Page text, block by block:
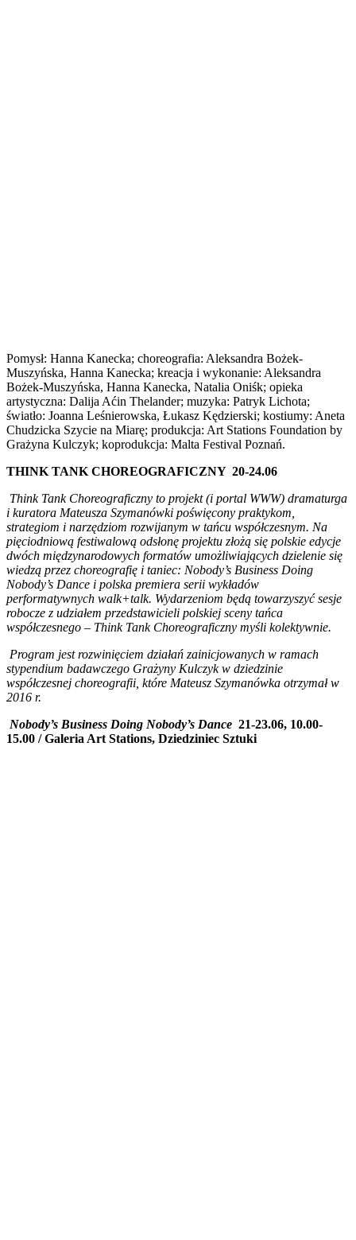
Pomysł: Hanna Kanecka; choreografia: Aleksandra Bożek-
Muszyńska, Hanna Kanecka; kreacja i wykonanie: Aleksandra
Bożek-Muszyńska, Hanna Kanecka, Natalia Oniśk; opieka
artystyczna: Dalija Aćin Thelander; muzyka: Patryk Lichota;
światło: Joanna Leśnierowska, Łukasz Kędzierski; kostiumy: Aneta
Chudzicka Szycie na Miarę; produkcja: Art Stations Foundation by
Grażyna Kulczyk; koprodukcja: Malta Festival Poznań.
THINK TANK CHOREOGRAFICZNY 20-24.06
Think Tank Choreograficzny to projekt (i portal WWW) dramaturga
i kuratora Mateusza Szymanówki poświęcony praktykom,
strategiom i narzędziom rozwijanym w tańcu współczesnym. Na
pięciodniową festiwalową odsłonę projektu złożą się polskie edycje
dwóch międzynarodowych formatów umożliwiających dzielenie się
wiedzą przez choreografię i taniec: Nobody’s Business Doing
Nobody’s Dance i polska premiera serii wykładów
performatywnych walk+talk. Wydarzeniom będą towarzyszyć sesje
robocze z udziałem przedstawicieli polskiej sceny tańca
współczesnego – Think Tank Choreograficzny myśli kolektywnie.
Program jest rozwinięciem działań zainicjowanych w ramach
stypendium badawczego Grażyny Kulczyk w dziedzinie
współczesnej choreografii, które Mateusz Szymanówka otrzymał w
2016 r.
Nobody’s Business Doing Nobody’s Dance 21-23.06, 10.00-
15.00 / Galeria Art Stations, Dziedziniec Sztuki